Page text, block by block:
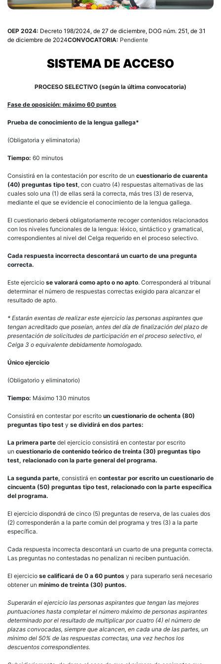
OEP 2024: Decreto 198/2024, de 27 de diciembre, DOG núm. 251, de 31
de diciembre de 2024CONVOCATORIA: Pendiente
SISTEMA DE ACCESO
PROCESO SELECTIVO (según la última convocatoria)
Fase de oposición: máximo 60 puntos
Prueba de conocimiento de la lengua gallega*
(Obligatoria y eliminatoria)
Tiempo: 60 minutos
Consistirá en la contestación por escrito de un cuestionario de cuarenta
(40) preguntas tipo test, con cuatro (4) respuestas alternativas de las
cuales solo una (1) de ellas será la correcta, más tres (3) de reserva,
mediante el que se evidencie el conocimiento de la lengua gallega.
El cuestionario deberá obligatoriamente recoger contenidos relacionados
con los niveles funcionales de la lengua: léxico, sintáctico y gramatical,
correspondientes al nivel del Celga requerido en el proceso selectivo.
Cada respuesta incorrecta descontará un cuarto de una pregunta
correcta.
Este ejercicio se valorará como apto o no apto. Corresponderá al tribunal
determinar el número de respuestas correctas exigido para alcanzar el
resultado de apto.
* Estarán exentas de realizar este ejercicio las personas aspirantes que
tengan acreditado que poseían, antes del día de finalización del plazo de
presentación de solicitudes de participación en el proceso selectivo, el
Celga 3 o equivalente debidamente homologado.
Único ejercicio
(Obligatorio y eliminatorio)
Tiempo: Máximo 130 minutos
Consistirá en contestar por escrito un cuestionario de ochenta (80)
preguntas tipo test y se dividirá en dos partes:
La primera parte del ejercicio consistirá en contestar por escrito
un cuestionario de contenido teórico de treinta (30) preguntas tipo
test, relacionado con la parte general del programa.
La segunda parte, consistirá en contestar por escrito un cuestionario de
cincuenta (50) preguntas tipo test, relacionado con la parte específica
del programa.
El ejercicio dispondrá de cinco (5) preguntas de reserva, de las cuales dos
(2) corresponderán a la parte común del programa y tres (3) a la parte
específica.
Cada respuesta incorrecta descontará un cuarto de una pregunta correcta.
Las preguntas no contestadas no penalizan ni reciben puntuación.
El ejercicio se calificará de 0 a 60 puntos y para superarlo será necesario
obtener un mínimo de treinta (30) puntos.
Superarán el ejercicio las personas aspirantes que tengan las mejores
puntuaciones hasta completar el número máximo de personas aspirantes
determinado por el resultado de multiplicar por cuatro (4) el número de
plazas convocadas, siempre que alcancen, en cada una de las partes, un
mínimo del 50% de las respuestas correctas, una vez hechos los
descuentos correspondientes.